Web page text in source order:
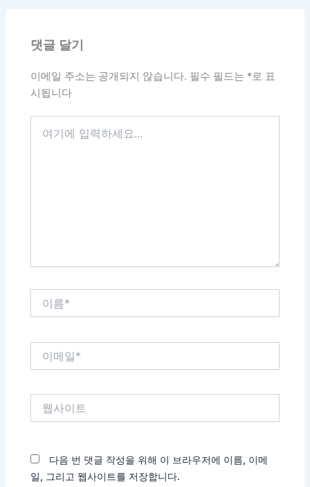
댓글 달기
이메일 주소는 공개되지 않습니다. 필수 필드는 *로 표
시됩니다
다음 번 댓글 작성을 위해 이 브라우저에 이름, 이메
일, 그리고 웹사이트를 저장합니다.